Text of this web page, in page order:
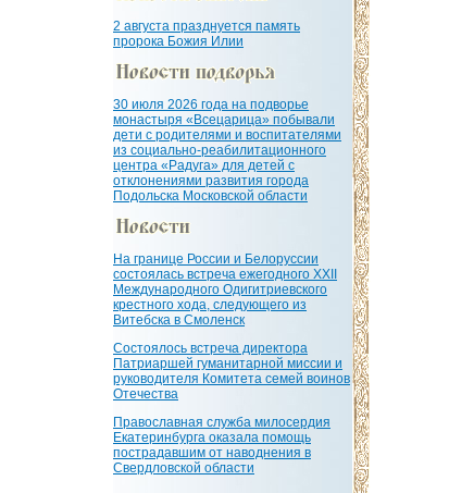
2 августа празднуется память
пророка Божия Илии
30 июля 2026 года на подворье
монастыря «Всецарица» побывали
дети с родителями и воспитателями
из социально-реабилитационного
центра «Радуга» для детей с
отклонениями развития города
Подольска Московской области
На границе России и Белоруссии
состоялась встреча ежегодного XXII
Международного Одигитриевского
крестного хода, следующего из
Витебска в Смоленск
Состоялось встреча директора
Патриаршей гуманитарной миссии и
руководителя Комитета семей воинов
Отечества
Православная служба милосердия
Екатеринбурга оказала помощь
пострадавшим от наводнения в
Свердловской области